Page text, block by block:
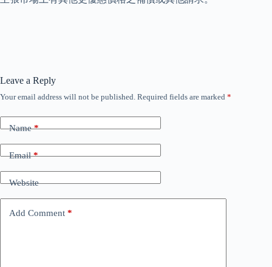
Leave a Reply
Your email address will not be published. Required fields are marked *
Name*
Email*
Website
Add Comment *